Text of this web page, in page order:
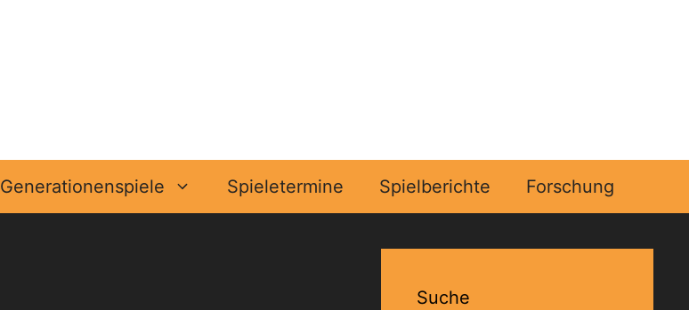
Generationenspiele Spieletermine Spielberichte Forschung
Suche